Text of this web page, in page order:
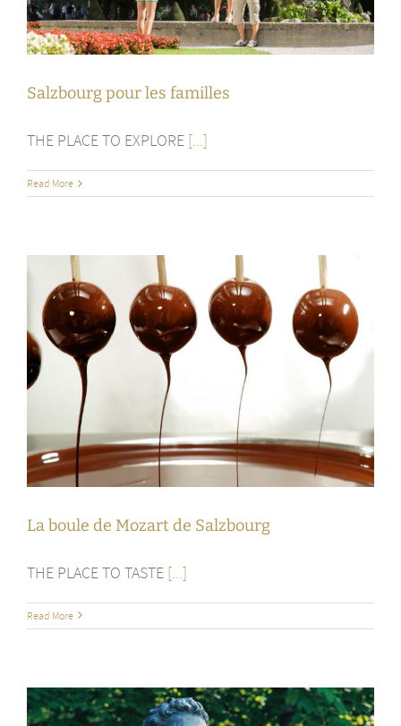
Salzbourg pour les familles
THE PLACE TO EXPLORE [...]
Read More
La boule de Mozart de Salzbourg
THE PLACE TO TASTE [...]
Read More